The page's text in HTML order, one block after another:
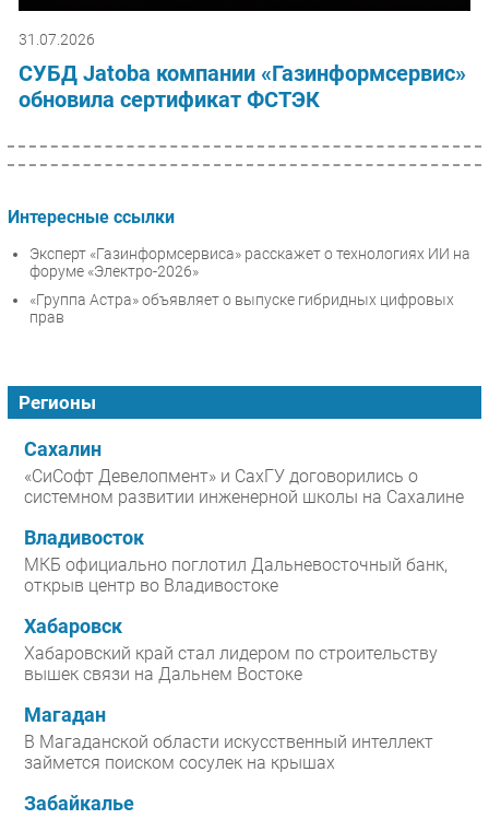
31.07.2026
СУБД Jatoba компании «Газинформсервис»
обновила сертификат ФСТЭК
Интересные ссылки
Эксперт «Газинформсервиса» расскажет о технологиях ИИ на
форуме «Электро-2026»
«Группа Астра» объявляет о выпуске гибридных цифровых
прав
Регионы
Сахалин
«СиСофт Девелопмент» и СахГУ договорились о
системном развитии инженерной школы на Сахалине
Владивосток
МКБ официально поглотил Дальневосточный банк,
открыв центр во Владивостоке
Хабаровск
Хабаровский край стал лидером по строительству
вышек связи на Дальнем Востоке
Магадан
В Магаданской области искусственный интеллект
займется поиском сосулек на крышах
Забайкалье